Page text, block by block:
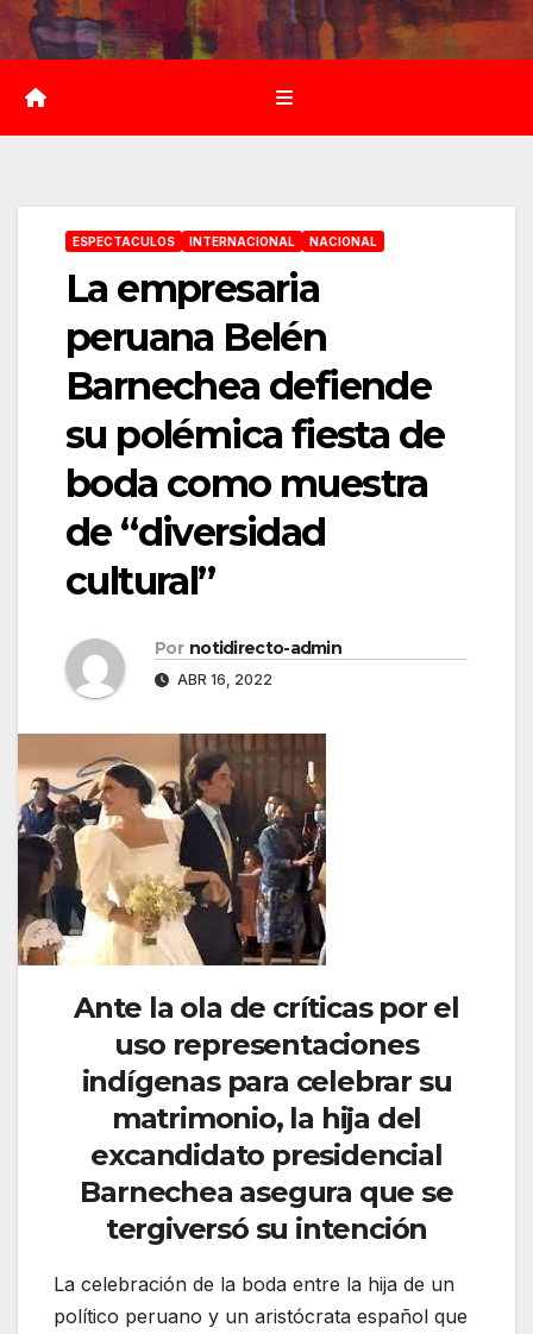
Saltar
al
contenido
ESPECTACULOS INTERNACIONAL NACIONAL
La empresaria
peruana Belén
Barnechea defiende
su polémica fiesta de
boda como muestra
de “diversidad
cultural”
Por notidirecto-admin
ABR 16, 2022
Ante la ola de críticas por el
uso representaciones
indígenas para celebrar su
matrimonio, la hija del
excandidato presidencial
Barnechea asegura que se
tergiversó su intención
La celebración de la boda entre la hija de un
político peruano y un aristócrata español que